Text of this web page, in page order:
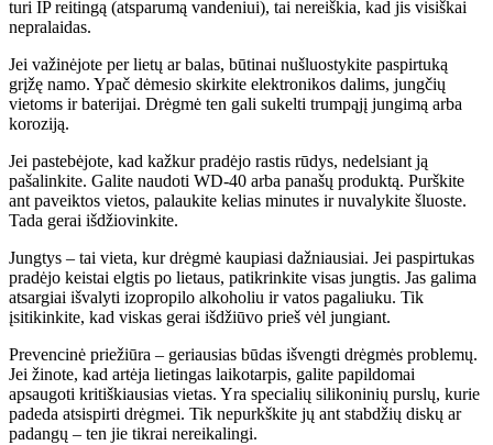
turi IP reitingą (atsparumą vandeniui), tai nereiškia, kad jis visiškai
nepralaidas.
Jei važinėjote per lietų ar balas, būtinai nušluostykite paspirtuką
grįžę namo. Ypač dėmesio skirkite elektronikos dalims, jungčių
vietoms ir baterijai. Drėgmė ten gali sukelti trumpąjį jungimą arba
koroziją.
Jei pastebėjote, kad kažkur pradėjo rastis rūdys, nedelsiant ją
pašalinkite. Galite naudoti WD-40 arba panašų produktą. Purškite
ant paveiktos vietos, palaukite kelias minutes ir nuvalykite šluoste.
Tada gerai išdžiovinkite.
Jungtys – tai vieta, kur drėgmė kaupiasi dažniausiai. Jei paspirtukas
pradėjo keistai elgtis po lietaus, patikrinkite visas jungtis. Jas galima
atsargiai išvalyti izopropilo alkoholiu ir vatos pagaliuku. Tik
įsitikinkite, kad viskas gerai išdžiūvo prieš vėl jungiant.
Prevencinė priežiūra – geriausias būdas išvengti drėgmės problemų.
Jei žinote, kad artėja lietingas laikotarpis, galite papildomai
apsaugoti kritiškiausias vietas. Yra specialių silikoninių purslų, kurie
padeda atsispirti drėgmei. Tik nepurkškite jų ant stabdžių diskų ar
padangų – ten jie tikrai nereikalingi.